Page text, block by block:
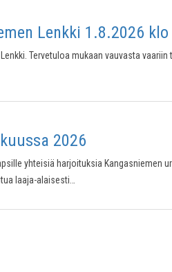
Lenkki 1.8.2026 klo
Tervetuloa mukaan vauvasta
2026
yhteisiä harjoituksia Kangasniemen
laaja-alaisesti…